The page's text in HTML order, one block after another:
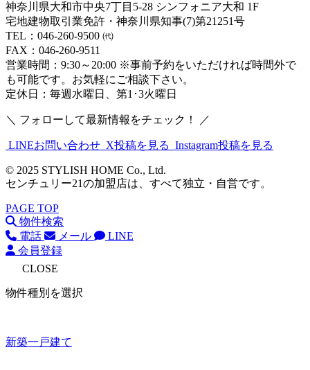
神奈川県大和市中央7丁目5-28 シンフォニア大和 1F
宅地建物取引業免許・神奈川県知事(7)第21251号
TEL：046-260-9500 ㈹
FAX：046-260-9511
営業時間：9:30～20:00 ※事前予約をいただければ時間外で
も可能です。お気軽にご相談下さい。
定休日：毎週水曜日、第1･3火曜日
＼ フォローして最新情報をチェック！ ／
LINEお問い合わせ X投稿を見る Instagram投稿を見る
© 2025 STYLISH HOME Co., Ltd.
センチュリー21の加盟店は、すべて独立・自営です。
PAGE TOP
物件検索
電話
メール
LINE
会員登録
CLOSE
物件種別を選択
新築一戸建て